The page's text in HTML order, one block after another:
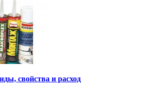
свойства и расход